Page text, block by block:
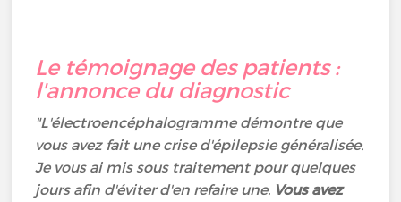
Le témoignage des patients :
l'annonce du diagnostic
"L'électroencéphalogramme démontre que
vous avez fait une crise d'épilepsie généralisée.
Je vous ai mis sous traitement pour quelques
jours afin d'éviter d'en refaire une. Vous avez